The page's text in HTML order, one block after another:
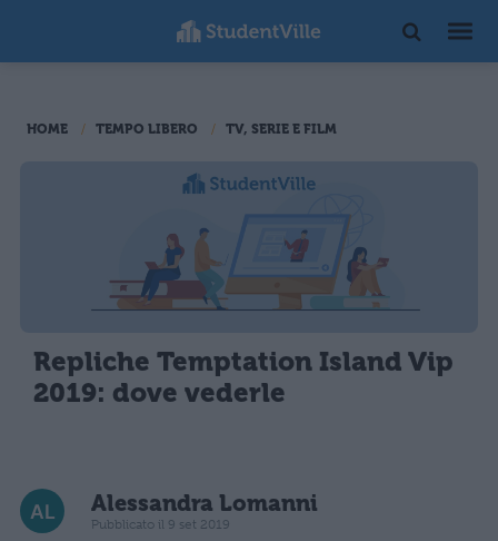
HOME TEMPO LIBERO TV, SERIE E FILM
Repliche Temptation Island Vip
2019: dove vederle
Alessandra Lomanni
Pubblicato il 9 set 2019